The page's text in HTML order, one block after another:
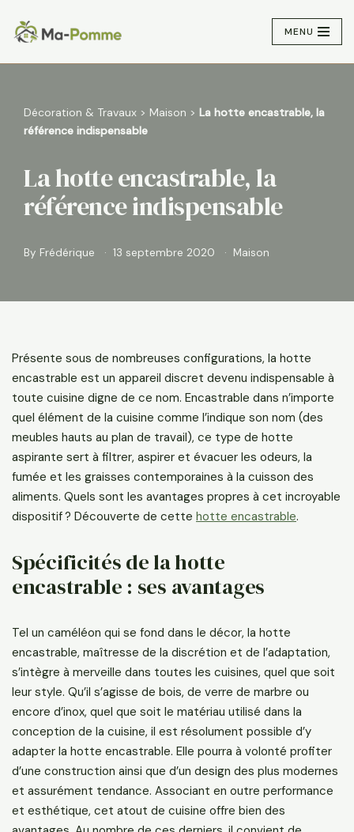
Aller
au
MENU
Décoration & Travaux > Maison > La hotte encastrable, la
référence indispensable
La hotte encastrable, la
référence indispensable
By Frédérique 13 septembre 2020 Maison
Présente sous de nombreuses configurations, la hotte
encastrable est un appareil discret devenu indispensable à
toute cuisine digne de ce nom. Encastrable dans n’importe
quel élément de la cuisine comme l’indique son nom (des
meubles hauts au plan de travail), ce type de hotte
aspirante sert à filtrer, aspirer et évacuer les odeurs, la
fumée et les graisses contemporaines à la cuisson des
aliments. Quels sont les avantages propres à cet incroyable
dispositif ? Découverte de cette hotte encastrable.
Spécificités de la hotte
encastrable : ses avantages
Tel un caméléon qui se fond dans le décor, la hotte
encastrable, maîtresse de la discrétion et de l’adaptation,
s’intègre à merveille dans toutes les cuisines, quel que soit
leur style. Qu’il s’agisse de bois, de verre de marbre ou
encore d’inox, quel que soit le matériau utilisé dans la
conception de la cuisine, il est résolument possible d’y
adapter la hotte encastrable. Elle pourra à volonté profiter
d’une construction ainsi que d’un design des plus modernes
et assurément tendance. Associant en outre performance
et esthétique, cet atout de cuisine offre bien des